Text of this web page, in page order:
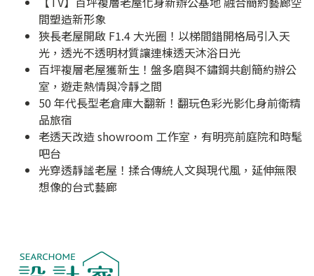
間塑造新形象
狹長老屋開啟 F1.4 大光圈！以梯間錯開格局引入天
光，透光不透明材質讓連棟透天沐浴日光
百坪複層老屋獲新生！盤多磨與不鏽鋼共創簡約辦公
室，遊走熱情與冷靜之間
50 年代長型老倉庫大翻新！翻玩色彩光影化身前衛精
品旅宿
老透天改造 showroom 工作室，有明亮前庭院和時髦
吧台
光穿透靜謐老屋！揉合傳統人文與現代風，延伸無限
想像的台式藝廊